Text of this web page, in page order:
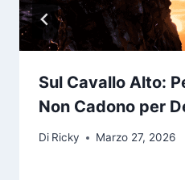
Sul Cavallo Alto:
Non Cadono per
Di Ricky Marzo 27, 2026